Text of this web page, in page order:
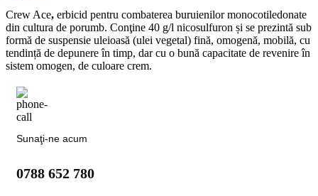
Crew Ace, erbicid pentru combaterea buruienilor monocotiledonate
din cultura de porumb. Conţine 40 g/l nicosulfuron și se prezintă sub
formă de suspensie uleioasă (ulei vegetal) fină, omogenă, mobilă, cu
tendință de depunere în timp, dar cu o bună capacitate de revenire în
sistem omogen, de culoare crem.
Sunaţi-ne acum
0788 652 780